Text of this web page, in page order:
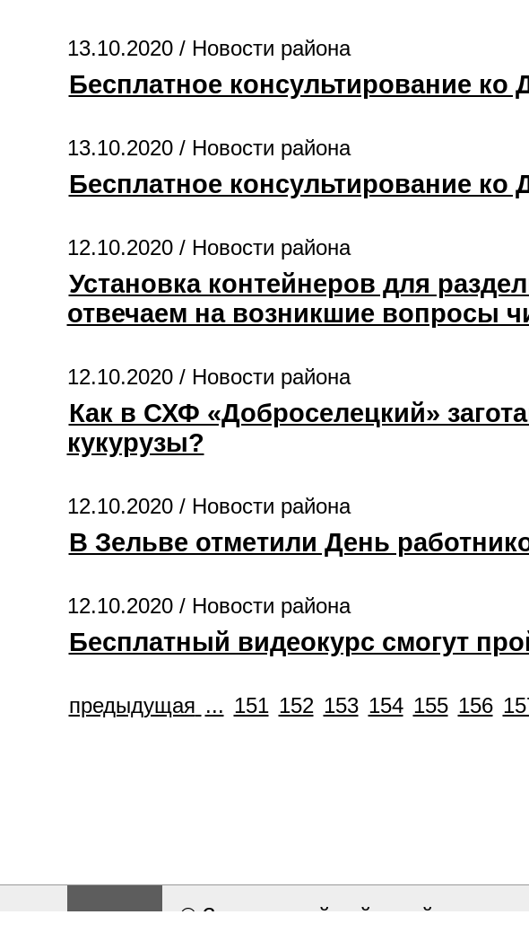
13.10.2020 / Новости района
Бесплатное консультирование ко
13.10.2020 / Новости района
Бесплатное консультирование
12.10.2020 / Новости района
Установка контейнеров для
отвечаем на возникшие вопросы
12.10.2020 / Новости района
Как в СХФ «Доброселецкий»
кукурузы?
12.10.2020 / Новости района
В Зельве отметили День
12.10.2020 / Новости района
Бесплатный видеокурс смогут
предыдущая ... 151 152 153 154 155 156
© Зельвенский районный